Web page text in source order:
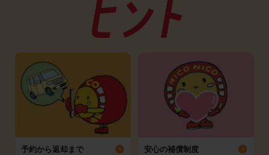
予約から返却まで 安心の補償制度